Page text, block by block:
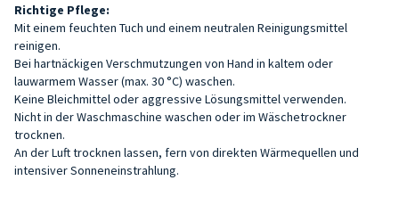
Richtige Pflege:
Mit einem feuchten Tuch und einem neutralen Reinigungsmittel
reinigen.
Bei hartnäckigen Verschmutzungen von Hand in kaltem oder
lauwarmem Wasser (max. 30 °C) waschen.
Keine Bleichmittel oder aggressive Lösungsmittel verwenden.
Nicht in der Waschmaschine waschen oder im Wäschetrockner
trocknen.
An der Luft trocknen lassen, fern von direkten Wärmequellen und
intensiver Sonneneinstrahlung.